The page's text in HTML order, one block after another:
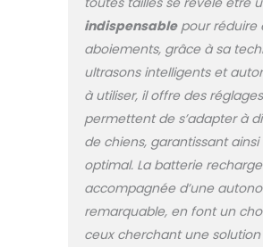
très
et
chien
anti-
chien
indispensablepour réduire
aboiements, grâce à sa
ultrasons intelligents et
à utiliser, il offre des
permettent de s’adapter à
de chiens, garantissant
optimal. La batterie
accompagnée d’une
remarquable, en font un
ceux cherchant une